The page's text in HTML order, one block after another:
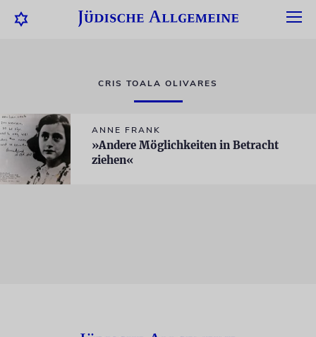
CRIS TOALA OLIVARES
ANNE FRANK
»Andere Möglichkeiten in Betracht
ziehen«